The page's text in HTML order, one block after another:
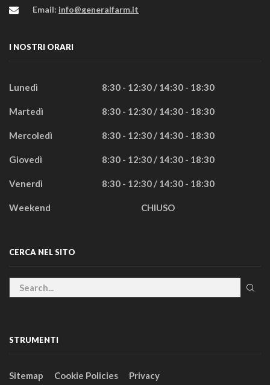
Email: info@generalfarm.it
I NOSTRI ORARI
Lunedì 8:30 - 12:30 / 14:30 - 18:30
Martedì 8:30 - 12:30 / 14:30 - 18:30
Mercoledì 8:30 - 12:30 / 14:30 - 18:30
Giovedì 8:30 - 12:30 / 14:30 - 18:30
Venerdì 8:30 - 12:30 / 14:30 - 18:30
Weekend CHIUSO
CERCA NEL SITO
STRUMENTI
Sitemap Cookie Policies Privacy